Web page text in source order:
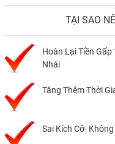
TẠI SAO
Hoàn Lại Tiền
Nhái
Tăng Thêm Thời
Sai Kích Cỡ-